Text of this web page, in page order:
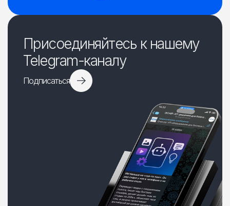
Присоединяйтесь к нашему
Telegram-каналу
Подписаться